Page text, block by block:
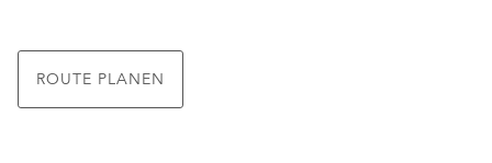
ROUTE PLANEN